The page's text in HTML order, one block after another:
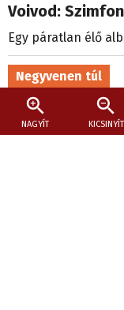
NAGYÍT KICSINYÍT
Voivod:
Egy páratlan élő
Negyvenen túl